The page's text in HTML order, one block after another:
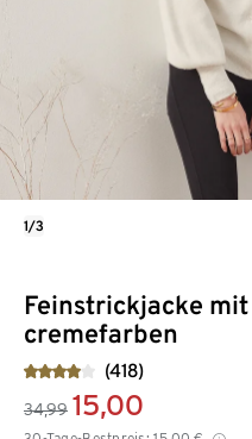
Feinstrickjacke
cremefarben
(418)
34,99 15,00
1/3